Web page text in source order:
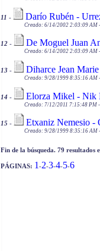
11 - Darío Rubén -
Creado: 6/14/2002 2:03:09 AM
12 - De Moguel Juan
Creado: 6/14/2002 2:03:09 AM
13 - Diharce Jean
Creado: 9/28/1999 8:35:16 AM
14 - Elorza Mikel - Nik
Creado: 7/12/2011 7:15:48 PM
15 - Etxaniz Nemesio -
Creado: 9/28/1999 8:35:16 AM
Fin de la búsqueda. 79 resultados
PÁGINAS: 1 -2-3-4-5-6